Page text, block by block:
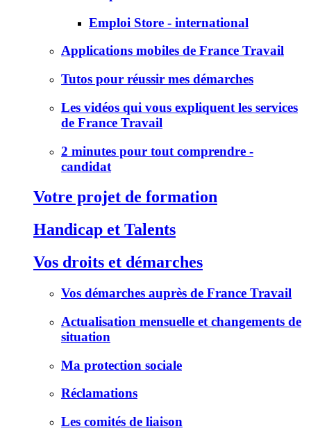
Emploi Store - international
Applications mobiles de France Travail
Tutos pour réussir mes démarches
Les vidéos qui vous expliquent les services
de France Travail
2 minutes pour tout comprendre -
candidat
Votre projet de formation
Handicap et Talents
Vos droits et démarches
Vos démarches auprès de France Travail
Actualisation mensuelle et changements de
situation
Ma protection sociale
Réclamations
Les comités de liaison